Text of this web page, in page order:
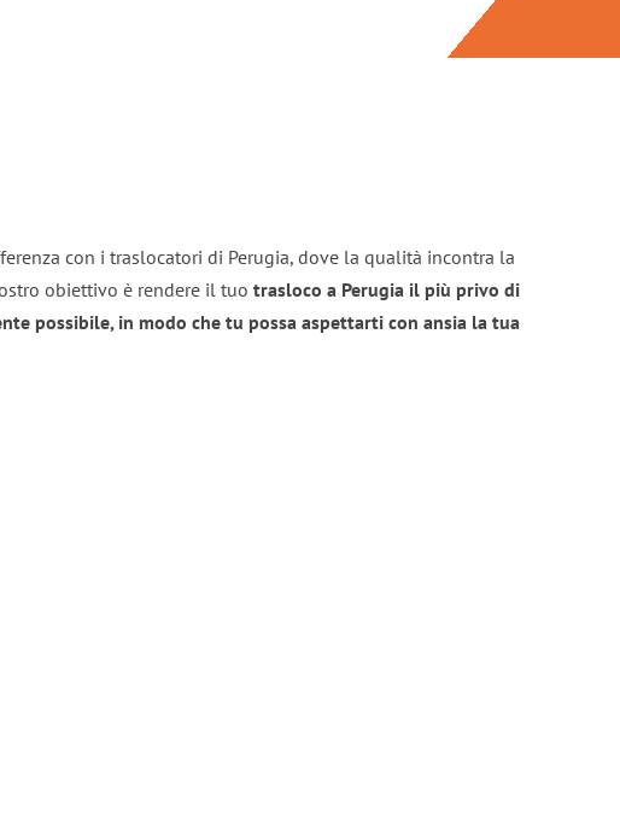
con i traslocatori di Perugia, dove la qualità incontra la
obiettivo è rendere il tuo trasloco a Perugia il più privo di
possibile, in modo che tu possa aspettarti con ansia la tua